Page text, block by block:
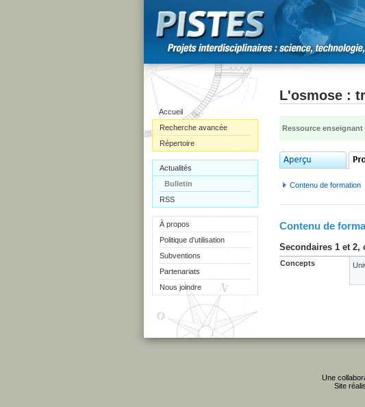
Accueil
Recherche avancée
Répertoire
Actualités
Bulletin
RSS
À propos
Politique d'utilisation
Subventions
Partenariats
Nous joindre
L'osmose :
Ressource enseignant
Contenu de formation
Contenu de
Secondaires 1 et 2,
Concepts
Une
Site